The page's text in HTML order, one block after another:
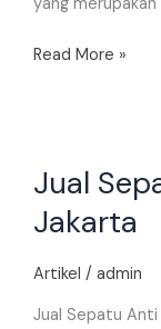
yang
Read More »
Jual
Jakarta
Artikel / admin
Jual Sepatu Anti
Sepatu
Listrik
Jakarta